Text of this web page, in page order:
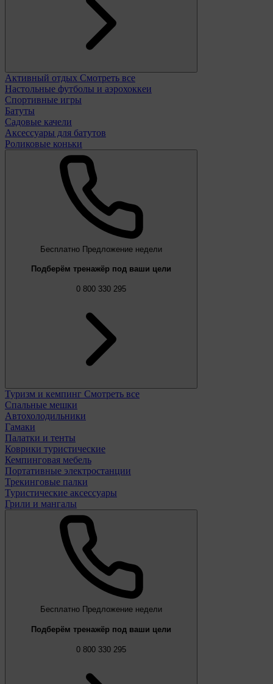
Активный отдых Смотреть все
Настольные футболы и аэрохоккеи
Спортивные игры
Батуты
Садовые качели
Аксессуары для батутов
Роликовые коньки
Бесплатно Предложение недели
Подберём тренажёр под ваши цели
0 800 330 295
Туризм и кемпинг Смотреть все
Спальные мешки
Автохолодильники
Гамаки
Палатки и тенты
Коврики туристические
Кемпинговая мебель
Портативные электростанции
Трекинговые палки
Туристические аксессуары
Грили и мангалы
Бесплатно Предложение недели
Подберём тренажёр под ваши цели
0 800 330 295